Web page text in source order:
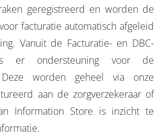
geregistreerd en worden de
facturatie automatisch afgeleid
Vanuit de Facturatie- en DBC-
er ondersteuning voor de
Deze worden geheel via onze
aan de zorgverzekeraar of
Information Store is inzicht te